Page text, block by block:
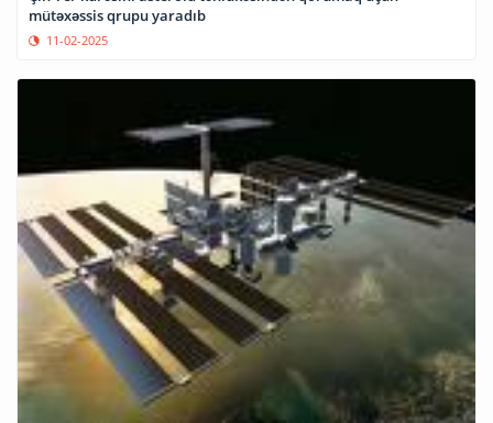
mütəxəssis qrupu yaradıb
11-02-2025